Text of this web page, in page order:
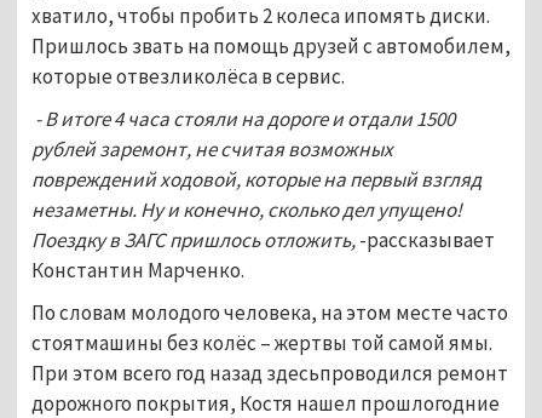
хватило, чтобы пробить 2 колеса ипомять диски.
Пришлось звать на помощь друзей с автомобилем,
которые отвезликолёса в сервис.
- В итоге 4 часа стояли на дороге и отдали 1500
рублей заремонт, не считая возможных
повреждений ходовой, которые на первый взгляд
незаметны. Ну и конечно, сколько дел упущено!
Поездку в ЗАГС пришлось отложить,-рассказывает
Константин Марченко.
По словам молодого человека, на этом месте часто
стоятмашины без колёс – жертвы той самой ямы.
При этом всего год назад здесьпроводился ремонт
дорожного покрытия, Костя нашел прошлогодние